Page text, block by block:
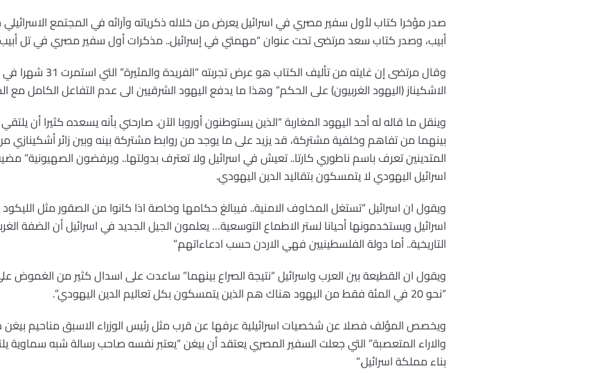
صدر مؤخرا كتاب لأول سفير مصري في اسرائيل يعرض من خلاله ذكرياته وآرائه في المجتمع
أبيب، وصدر كتاب سعد مرتضى تحت عنوان “مهمتي في إسرائيل.. مذكرات أول سفير مصري في تل
وقال مرتضى إن غايته من
الاشكيناز (اليهود الغربيون) على الحكم” وهذا ما يدفع اليهود الشرقيين الى عدم التفاعل الكامل مع
وينقل ما قاله له أحد اليهود المغاربة “الذين يستوطنون أوروبا الآن. صارحني بأنه يسعده كثيرا أن
بينهما من تفاهم وخلفية مشتركة، قد يزيد على ما يوجد من روابط مشتركة بينه وبين زائر أشكينازي
اسرائيل اليهودي لا يتمسكون بتقاليد الدين اليهودي.
ويقول ان اسرائيل “تستغل المخاوف الامنية.. فيبالغ حكامها وخاصة اذا كانوا من الصقور مثل
اسرائيل ويستخدمونها أحيانا لستر الاطماع التوسعية… يعلمون الجيل الجديد في اسرائيل أن الضفة
التاريخية.. أما دولة الفلسطينيين فهي الاردن حسب ادعاءاتهم.”
ويقول ان القطيعة بين العرب واسرائيل “نتيجة الصراع بينهما” ساعدت على اسدال كثير من الغموض
“نحو 20 في المئة فقط من اليهود هناك هم الذين يتمسكون بكل تعاليم الدين اليهودي”.
ويخصص المؤلف فصلا عن شخصيات اسرائيلية عرفها عن قرب مثل رئيس الوزراء الاسبق مناحيم بيغن
والاراء المتعصبة” التي جعلت السفير المصري يعتقد أن بيغن “يعتبر نفسه صاحب رسالة شبه سماوية
بناء مملكة اسرائيل.”